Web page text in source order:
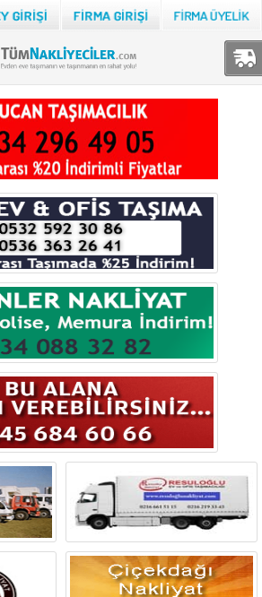
Adıyaman
Ağrı
Amasya
Antalya
Artvin
Balıkesir
Batman
Bilecik
Bitlis
Burdur
Çorum
Diyarbakır
Edirne